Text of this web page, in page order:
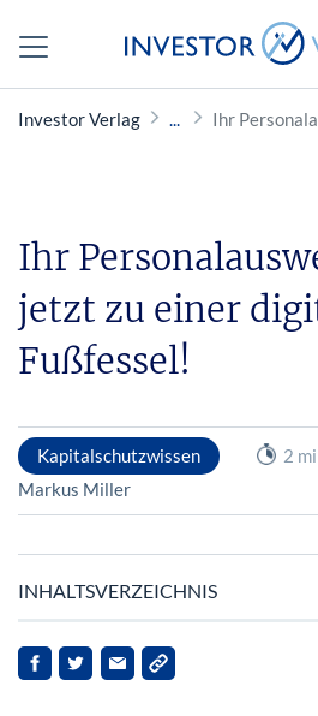
Investor Verlag Ihr
Ihr
jetzt zu einer
Fußfessel!
Kapitalschutzwissen
2
Markus Miller
INHALTSVERZEICHNIS
Die ID-Nummern der neuen
automatisch aktiviert